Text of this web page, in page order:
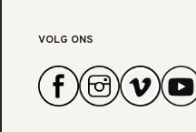
VOLG ONS